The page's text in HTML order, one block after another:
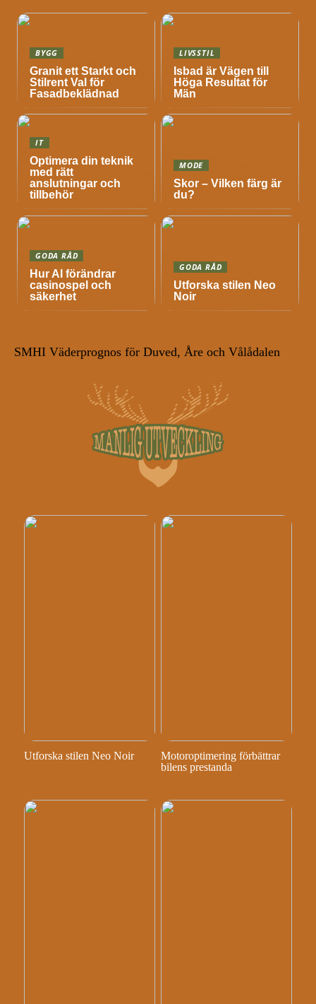
BYGG
Granit ett Starkt och
Stilrent Val för
Fasadbeklädnad
LIVSSTIL
Isbad är Vägen till
Höga Resultat för
Män
IT
Optimera din teknik
med rätt
anslutningar och
tillbehör
MODE
Skor – Vilken färg är
du?
GODA RÅD
Hur AI förändrar
casinospel och
säkerhet
GODA RÅD
Utforska stilen Neo
Noir
SMHI Väderprognos för Duved, Åre och Vålådalen
Utforska stilen Neo Noir
Motoroptimering förbättrar
bilens prestanda